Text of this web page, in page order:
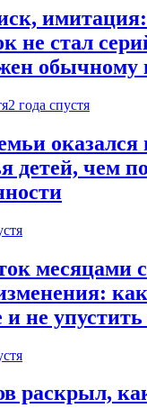
не стал
обычному
2 года спустя
детей, чем
месяцами
и не
раскрыл,